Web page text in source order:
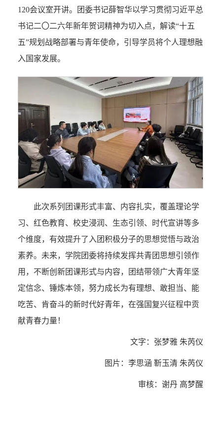
120会议室开讲。团委书记薛智华以学习贯彻习近平总
书记二〇二六年新年贺词精神为切入点，解读“十五
五”规划战略部署与青年使命，引导学员将个人理想融
入国家发展。
此次系列团课形式丰富、内容扎实，覆盖理论学
习、红色教育、校史浸润、生态引领、时代宣讲等多
个维度，有效提升了入团积极分子的思想觉悟与政治
素养。未来，学院团委将持续发挥共青团思想引领作
用，不断创新团课形式与内容，团结带领广大青年坚
定信念、锤炼本领，努力成长为有理想、敢担当、能
吃苦、肯奋斗的新时代好青年，在强国复兴征程中贡
献青春力量！
文字：张梦雅 朱芮仪
图片：李思涵 靳玉清 朱芮仪
审核：谢丹 高梦醒